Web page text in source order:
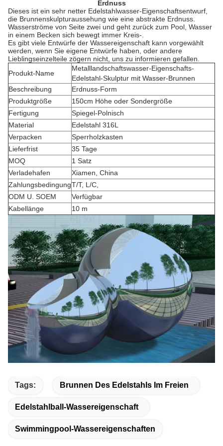
Erdnuss
Dieses ist ein sehr netter Edelstahlwasser-Eigenschaftsentwurf,
die Brunnenskulpturaussehung wie eine abstrakte Erdnuss.
Wasserströme von Seite zwei und geht zurück zum Pool, Wasser
in einem Becken sich bewegt immer Kreis-.
Es gibt viele Entwürfe der Wassereigenschaft kann vorgewählt
werden, wenn Sie eigene Entwürfe haben, oder andere
Lieblingseinzelteile zögern nicht, uns zu informieren gefallen.
Produkt-Name
Metalllandschaftswasser-Eigenschafts-
Edelstahl-Skulptur mit Wasser-Brunnen
Beschreibung
Erdnuss-Form
Produktgröße
150cm Höhe oder Sondergröße
Fertigung
Spiegel-Polnisch
Material
Edelstahl 316L
Verpacken
Sperrholzkasten
Lieferfrist
35 Tage
MOQ
1 Satz
Verladehafen
Xiamen, China
ZahlungsbedingungT/T, L/C,
ODM U. SOEM
Verfügbar
Kabellänge
10 m
Tags: Brunnen Des Edelstahls Im Freien
Edelstahlball-Wassereigenschaft
Swimmingpool-Wassereigenschaften